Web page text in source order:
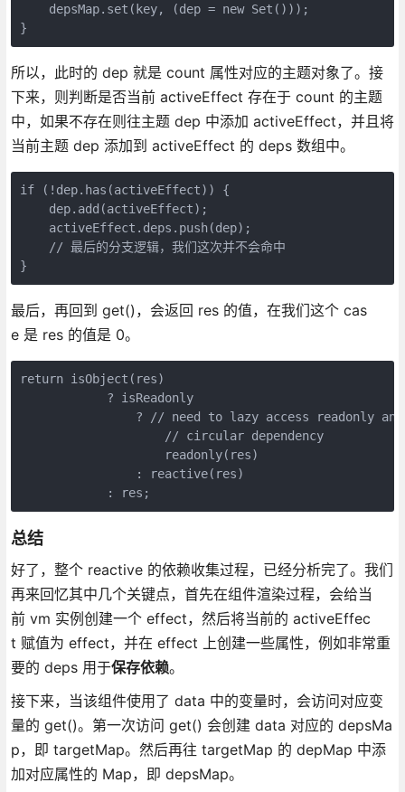
    depsMap.set(key, (dep = new Set()));
}
所以，此时的 dep 就是 count 属性对应的主题对象了。接
下来，则判断是否当前 activeEffect 存在于 count 的主题
中，如果不存在则往主题 dep 中添加 activeEffect，并且将
当前主题 dep 添加到 activeEffect 的 deps 数组中。
if (!dep.has(activeEffect)) {
    dep.add(activeEffect);
    activeEffect.deps.push(dep);
    // 最后的分支逻辑，我们这次并不会命中
}
最后，再回到 get()，会返回 res 的值，在我们这个 cas
e 是 res 的值是 0。
return isObject(res)
            ? isReadonly
? // need to lazy access readonly
                    // circular dependency
                    readonly(res)
                : reactive(res)
            : res;
总结
好了，整个 reactive 的依赖收集过程，已经分析完了。我们
再来回忆其中几个关键点，首先在组件渲染过程，会给当
前 vm 实例创建一个 effect，然后将当前的 activeEffec
t 赋值为 effect，并在 effect 上创建一些属性，例如非常重
要的 deps 用于保存依赖。
接下来，当该组件使用了 data 中的变量时，会访问对应变
量的 get()。第一次访问 get() 会创建 data 对应的 depsMa
p，即 targetMap。然后再往 targetMap 的 depMap 中添
加对应属性的 Map，即 depsMap。